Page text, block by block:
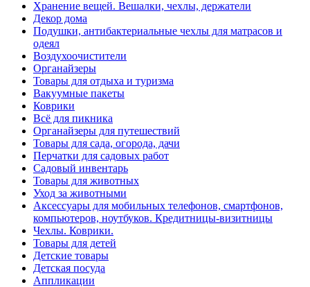
Хранение вещей. Вешалки, чехлы, держатели
Декор дома
Подушки, антибактериальные чехлы для матрасов и
одеял
Воздухоочистители
Органайзеры
Товары для отдыха и туризма
Вакуумные пакеты
Коврики
Всё для пикника
Органайзеры для путешествий
Товары для сада, огорода, дачи
Перчатки для садовых работ
Садовый инвентарь
Товары для животных
Уход за животными
Аксессуары для мобильных телефонов, смартфонов,
компьютеров, ноутбуков. Кредитницы-визитницы
Чехлы. Коврики.
Товары для детей
Детские товары
Детская посуда
Аппликации